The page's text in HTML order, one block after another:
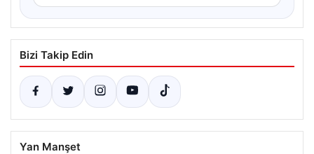
Bizi Takip Edin
Yan Manşet